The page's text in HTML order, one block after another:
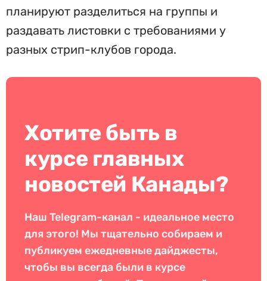
планируют разделиться на группы и
раздавать листовки с требованиями у
разных стрип-клубов города.
Хотите быть в
курсе главных
новостей Канады?
Наш Telegram-канал - идеальное место
для этого! Мы тщательно собираем и
публикуем ежедневные дайджесты,
чтобы вы всегда были в курсе